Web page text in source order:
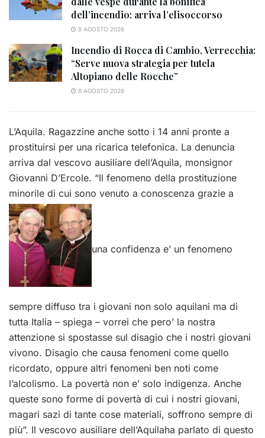
dell’incendio: arriva l’elisoccorso
8 AGOSTO 2026
Incendio di Rocca di Cambio, Verrecchia:
“Serve nuova strategia per tutela
Altopiano delle Rocche”
8 AGOSTO 2026
L’Aquila. Ragazzine anche sotto i 14 anni pronte a
prostituirsi per una ricarica telefonica. La denuncia
arriva dal vescovo ausiliare dell’Aquila, monsignor
Giovanni D’Ercole. “Il fenomeno della prostituzione
minorile di cui sono venuto a conoscenza grazie a
una confidenza e’ un fenomeno
sempre diffuso tra i giovani non solo aquilani ma di
tutta Italia – spiega – vorrei che pero’ la nostra
attenzione si spostasse sul disagio che i nostri giovani
vivono. Disagio che causa fenomeni come quello
ricordato, oppure altri fenomeni ben noti come
l’alcolismo. La povertà non e’ solo indigenza. Anche
queste sono forme di povertà di cui i nostri giovani,
magari sazi di tante cose materiali, soffrono sempre di
più”. Il vescovo ausiliare dell’Aquilaha parlato di questo